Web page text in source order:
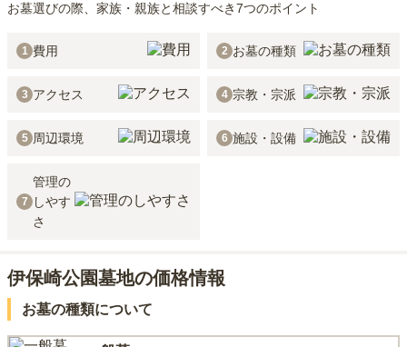
お墓選びの際、家族・親族と相談すべき7つのポイント
1 費用 2 お墓の種類
3 アクセス 4 宗教・宗派
5 周辺環境 6 施設・設備
7
管理の
しやす
さ
伊保崎公園墓地の価格情報
お墓の種類について